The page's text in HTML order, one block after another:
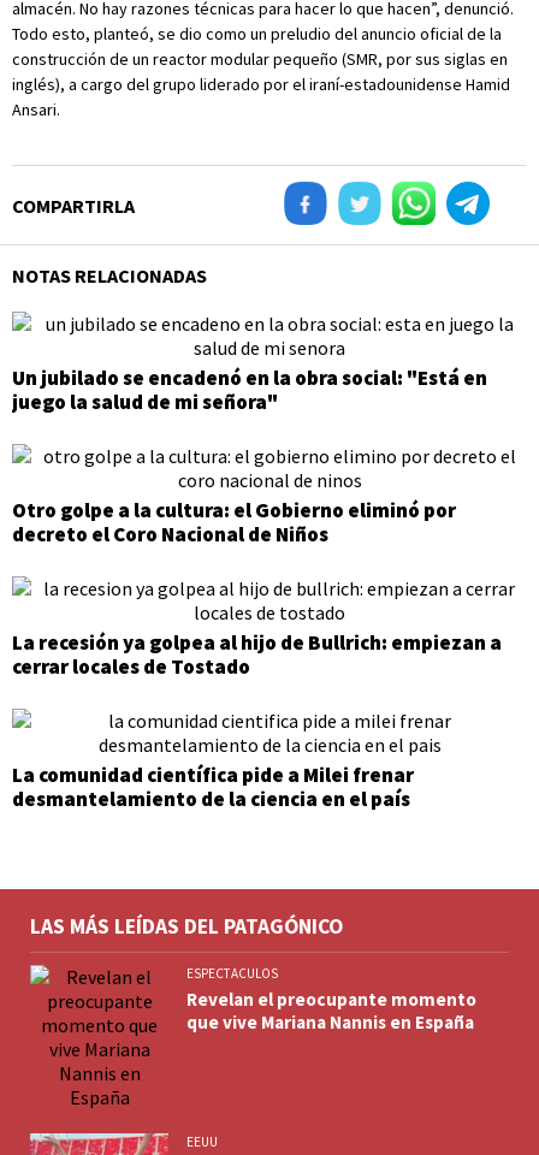
almacén. No hay razones técnicas para hacer lo que hacen”, denunció.
Todo esto, planteó, se dio como un preludio del anuncio oficial de la
construcción de un reactor modular pequeño (SMR, por sus siglas en
inglés), a cargo del grupo liderado por el iraní-estadounidense Hamid
Ansari.
COMPARTIRLA
NOTAS RELACIONADAS
Un jubilado se encadenó en la obra social: "Está en
juego la salud de mi señora"
Otro golpe a la cultura: el Gobierno eliminó por
decreto el Coro Nacional de Niños
La recesión ya golpea al hijo de Bullrich: empiezan a
cerrar locales de Tostado
La comunidad científica pide a Milei frenar
desmantelamiento de la ciencia en el país
LAS MÁS LEÍDAS DEL PATAGÓNICO
ESPECTACULOS
Revelan el preocupante momento
que vive Mariana Nannis en España
EEUU